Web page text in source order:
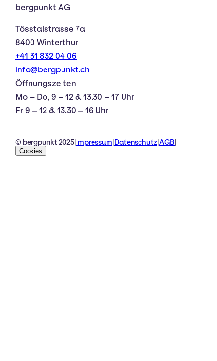
bergpunkt AG
Tösstalstrasse 7a
8400 Winterthur
+41 31 832 04 06
info@bergpunkt.ch
Öffnungszeiten
Mo – Do, 9 – 12 & 13.30 – 17 Uhr
Fr 9 – 12 & 13.30 – 16 Uhr
© bergpunkt 2025 Impressum Datenschutz AGB
Cookies